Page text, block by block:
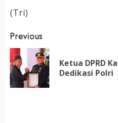
(Tri)
Post
navigation
Previous
Ketua DPRD
Dedikasi Polri